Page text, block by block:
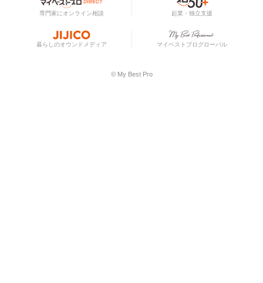
専門家にオンライン相談 起業・独立支援
暮らしのオウンドメディア マイベストプログローバル
© My Best Pro